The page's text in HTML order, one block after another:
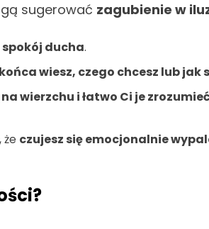
sugerować zagubienie w
ducha.
wiesz, czego chcesz lub jak
wierzchu i łatwo Ci je zrozumieć
że czujesz się emocjonalnie